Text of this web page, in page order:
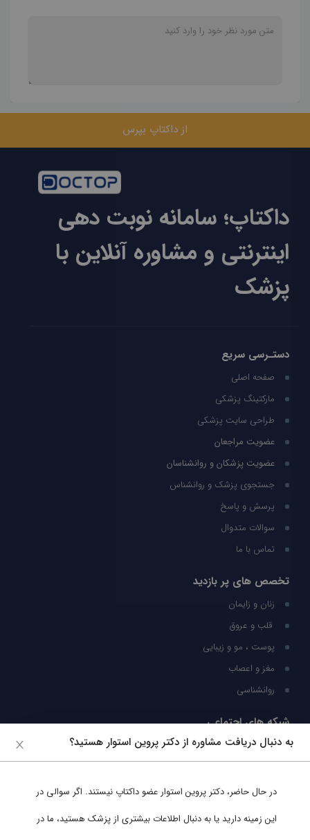
از داکتاپ بپرس
داکتاپ؛ سامانه نوبت دهی
اینترنتی و مشاوره آنلاین با
پزشک
دستـرسی سریع
صفحه اصلی
مارکتینگ پزشکی
طراحی سایت پزشکی
عضویت مراجعان
عضویت پزشکان و روانشناسان
جستجوی پزشک و روانشناس
پرسش و پاسخ
سوالات متدوال
تماس با ما
تخصص های پر بازدید
زنان و زایمان
قلب و عروق
پوست ، مو و زیبایی
مغز و اعصاب
روانشناسی
شبکه های اجتماعی
ما را در شبکه های اجتماعی دنبال کنید
به دنبال دریافت مشاوره از دکتر پروین استوار هستید؟
در حال حاضر، دکتر پروین استوار عضو داکتاپ نیستند. اگر سوالی در
این زمینه دارید یا به دنبال اطلاعات بیشتری از پزشک هستید، ما در